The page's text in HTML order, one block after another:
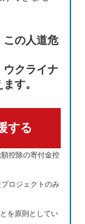
この人道危
ウクライナ
す。
する
控除の寄付金控
ロジェクトのみ
を原則としてい